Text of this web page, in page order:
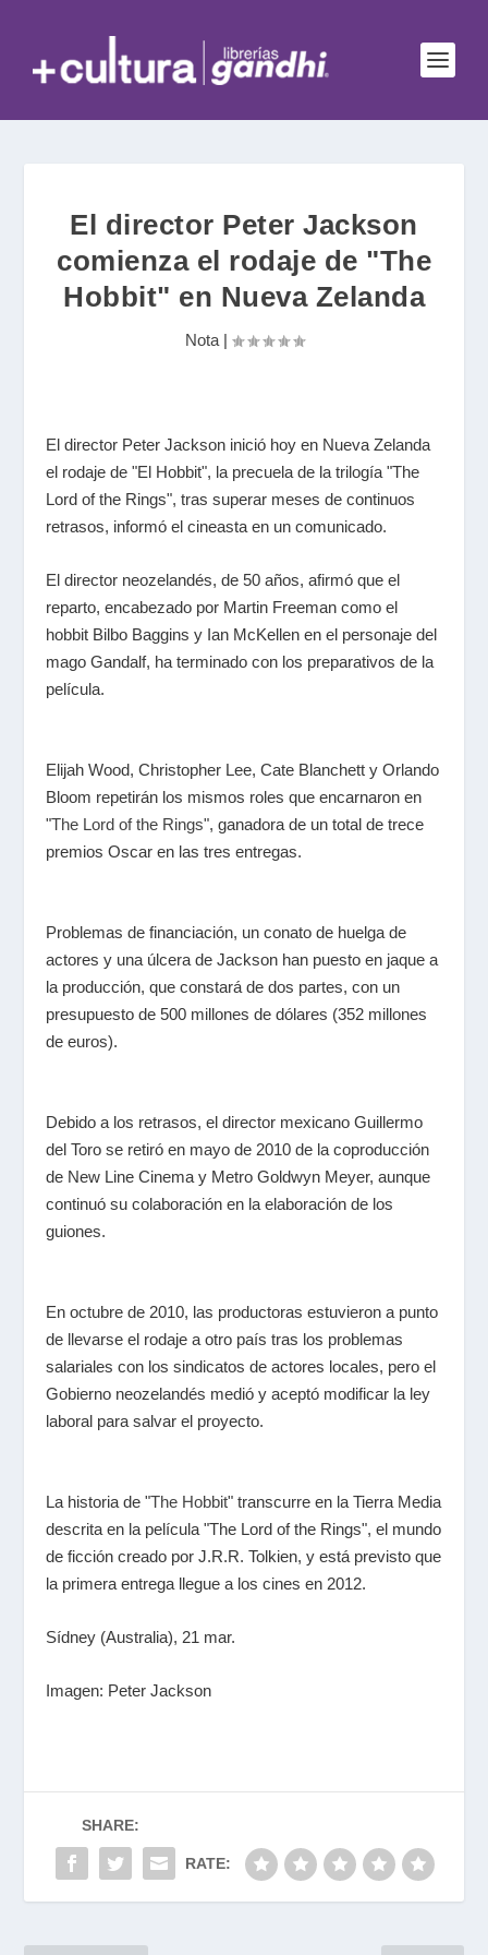
El director Peter Jackson
comienza el rodaje de "The
Hobbit" en Nueva Zelanda
Nota|
El director Peter Jackson inició hoy en Nueva Zelanda
el rodaje de "El Hobbit", la precuela de la trilogía "The
Lord of the Rings", tras superar meses de continuos
retrasos, informó el cineasta en un comunicado.
El director neozelandés, de 50 años, afirmó que el
reparto, encabezado por Martin Freeman como el
hobbit Bilbo Baggins y Ian McKellen en el personaje del
mago Gandalf, ha terminado con los preparativos de la
película.
Elijah Wood, Christopher Lee, Cate Blanchett y Orlando
Bloom repetirán los mismos roles que encarnaron en
"The Lord of the Rings", ganadora de un total de trece
premios Oscar en las tres entregas.
Problemas de financiación, un conato de huelga de
actores y una úlcera de Jackson han puesto en jaque a
la producción, que constará de dos partes, con un
presupuesto de 500 millones de dólares (352 millones
de euros).
Debido a los retrasos, el director mexicano Guillermo
del Toro se retiró en mayo de 2010 de la coproducción
de New Line Cinema y Metro Goldwyn Meyer, aunque
continuó su colaboración en la elaboración de los
guiones.
En octubre de 2010, las productoras estuvieron a punto
de llevarse el rodaje a otro país tras los problemas
salariales con los sindicatos de actores locales, pero el
Gobierno neozelandés medió y aceptó modificar la ley
laboral para salvar el proyecto.
La historia de "The Hobbit" transcurre en la Tierra Media
descrita en la película "The Lord of the Rings", el mundo
de ficción creado por J.R.R. Tolkien, y está previsto que
la primera entrega llegue a los cines en 2012.
Sídney (Australia), 21 mar.
Imagen: Peter Jackson
SHARE:
RATE: